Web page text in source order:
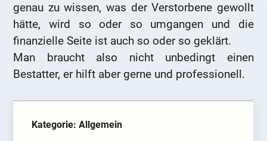
genau zu wissen, was der Verstorbene gewollt
hätte, wird so oder so umgangen und die
finanzielle Seite ist auch so oder so geklärt.
Man braucht also nicht unbedingt einen
Bestatter, er hilft aber gerne und professionell.
Kategorie: Allgemein